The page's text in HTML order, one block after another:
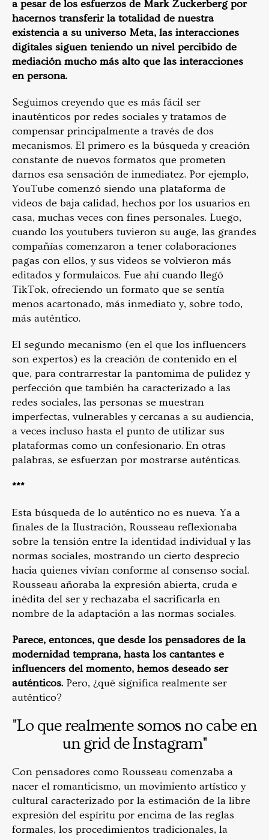
a pesar de los esfuerzos de Mark Zuckerberg por
hacernos transferir la totalidad de nuestra
existencia a su universo Meta, las interacciones
digitales siguen teniendo un nivel percibido de
mediación mucho más alto que las interacciones
en persona.
Seguimos creyendo que es más fácil ser
inauténticos por redes sociales y tratamos de
compensar principalmente a través de dos
mecanismos. El primero es la búsqueda y creación
constante de nuevos formatos que prometen
darnos esa sensación de inmediatez. Por ejemplo,
YouTube comenzó siendo una plataforma de
videos de baja calidad, hechos por los usuarios en
casa, muchas veces con fines personales. Luego,
cuando los youtubers tuvieron su auge, las grandes
compañías comenzaron a tener colaboraciones
pagas con ellos, y sus videos se volvieron más
editados y formulaicos. Fue ahí cuando llegó
TikTok, ofreciendo un formato que se sentía
menos acartonado, más inmediato y, sobre todo,
más auténtico.
El segundo mecanismo (en el que los influencers
son expertos) es la creación de contenido en el
que, para contrarrestar la pantomima de pulidez y
perfección que también ha caracterizado a las
redes sociales, las personas se muestran
imperfectas, vulnerables y cercanas a su audiencia,
a veces incluso hasta el punto de utilizar sus
plataformas como un confesionario. En otras
palabras, se esfuerzan por mostrarse auténticas.
***
Esta búsqueda de lo auténtico no es nueva. Ya a
finales de la Ilustración, Rousseau reflexionaba
sobre la tensión entre la identidad individual y las
normas sociales, mostrando un cierto desprecio
hacia quienes vivían conforme al consenso social.
Rousseau añoraba la expresión abierta, cruda e
inédita del ser y rechazaba el sacrificarla en
nombre de la adaptación a las normas sociales.
Parece, entonces, que desde los pensadores de la
modernidad temprana, hasta los cantantes e
influencers del momento, hemos deseado ser
auténticos. Pero, ¿qué significa realmente ser
auténtico?
"Lo que realmente somos no cabe en
un grid de Instagram"
Con pensadores como Rousseau comenzaba a
nacer el romanticismo, un movimiento artístico y
cultural caracterizado por la estimación de la libre
expresión del espíritu por encima de las reglas
formales, los procedimientos tradicionales, la